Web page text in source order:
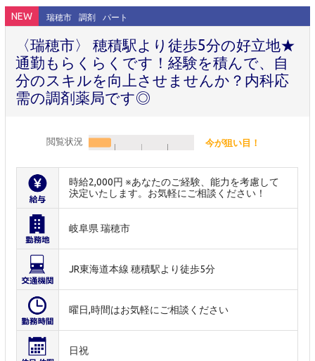
NEW 瑞穂市 調剤 パート
〈瑞穂市〉 穂積駅より徒歩5分の好立地★
通勤もらくらくです！経験を積んで、自
分のスキルを向上させませんか？内科応
需の調剤薬局です◎
閲覧状況 今が狙い目！
時給2,000円 ※あなたのご経験、能力を考慮して
決定いたします。お気軽にご相談ください！
岐阜県 瑞穂市
JR東海道本線 穂積駅より徒歩5分
曜日,時間はお気軽にご相談ください
日祝